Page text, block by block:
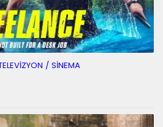
/ SINEMA